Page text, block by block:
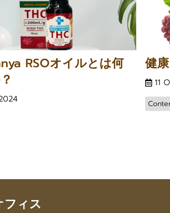
RSOオイルとは何
健
11
フィス